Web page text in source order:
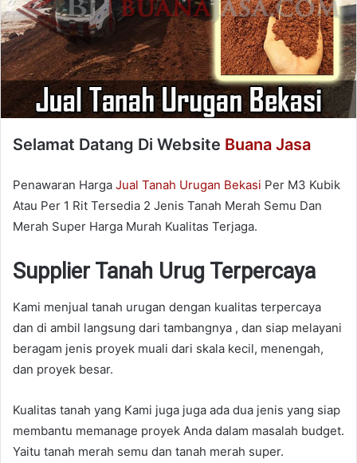
Selamat Datang Di Website Buana Jasa
Penawaran Harga Jual Tanah Urugan Bekasi Per M3 Kubik
Atau Per 1 Rit Tersedia 2 Jenis Tanah Merah Semu Dan
Merah Super Harga Murah Kualitas Terjaga.
Supplier Tanah Urug Terpercaya
Kami menjual tanah urugan dengan kualitas terpercaya
dan di ambil langsung dari tambangnya , dan siap melayani
beragam jenis proyek muali dari skala kecil, menengah,
dan proyek besar.
Kualitas tanah yang Kami juga juga ada dua jenis yang siap
membantu memanage proyek Anda dalam masalah budget.
Yaitu tanah merah semu dan tanah merah super.